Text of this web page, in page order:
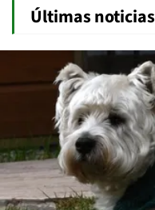
Últimas noticias